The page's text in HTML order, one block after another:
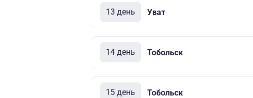
13 день Уват
14 день Тобольск
15 день Тобольск